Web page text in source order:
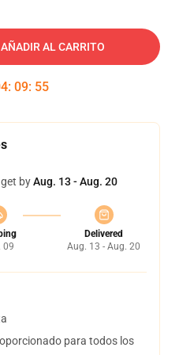
AÑADIR AL CARRITO
: 09: 54
byAug. 13 - Aug. 20
09
Delivered
Aug. 13 - Aug. 20
para todos los